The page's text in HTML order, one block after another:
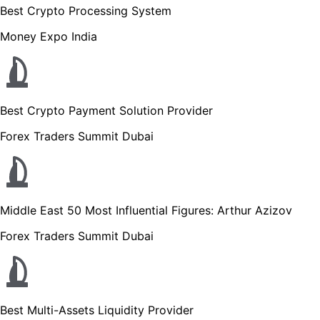
Best Crypto Processing System
Money Expo India
Best Crypto Payment Solution Provider
Forex Traders Summit Dubai
Middle East 50 Most Influential Figures: Arthur Azizov
Forex Traders Summit Dubai
Best Multi-Assets Liquidity Provider